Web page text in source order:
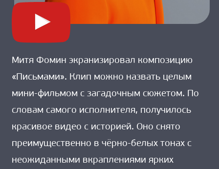
Митя Фомин экранизировал композицию
«Письмами». Клип можно назвать целым
мини-фильмом с загадочным сюжетом. По
словам самого исполнителя, получилось
красивое видео с историей. Оно снято
преимущественно в чёрно-белых тонах с
неожиданными вкраплениями ярких